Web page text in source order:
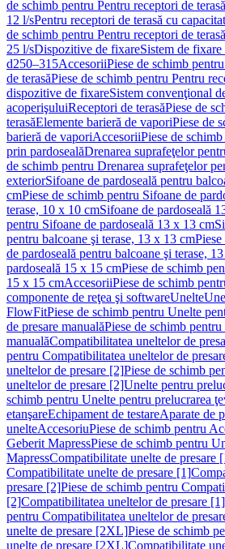
de schimb pentru Pentru receptori de
12 l/sPentru receptori de terasă cu
de schimb pentru Pentru receptori de
25 l/sDispozitive de fixareSistem de
d250–315AccesoriiPiese de schimb
de terasăPiese de schimb pentru Pentru
dispozitive de fixareSistem convenţional
acoperişuluiReceptori de terasăPiese de
terasăElemente barieră de vaporiPiese de
barieră de vaporiAccesoriiPiese de
prin pardosealăDrenarea suprafeţelor
de schimb pentru Drenarea suprafeţelor
exteriorSifoane de pardoseală pentru
cmPiese de schimb pentru Sifoane de
terase, 10 x 10 cmSifoane de pardoseală
pentru Sifoane de pardoseală 13 x 13 cm
pentru balcoane şi terase, 13 x 13 cm
de pardoseală pentru balcoane şi terase,
pardoseală 15 x 15 cmPiese de schimb
15 x 15 cmAccesoriiPiese de schimb
componente de reţea şi softwareUnelte
FlowFitPiese de schimb pentru Unelte
de presare manualăPiese de schimb
manualăCompatibilitatea uneltelor de
pentru Compatibilitatea uneltelor de
uneltelor de presare [2]Piese de schimb
uneltelor de presare [2]Unelte pentru
schimb pentru Unelte pentru prelucrarea
etanşareEchipament de testareAparate de
unelteAccesoriuPiese de schimb pentru
Geberit MapressPiese de schimb pentru
MapressCompatibilitate unelte de presare
Compatibilitate unelte de presare [1]
presare [2]Piese de schimb pentru
[2]Compatibilitatea uneltelor de presare
pentru Compatibilitatea uneltelor de
unelte de presare [2XL]Piese de schimb
unelte de presare [2XL]Compatibilitate